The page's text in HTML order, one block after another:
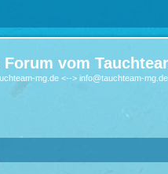
Forum vom
mg.de <--> info@tauchteam-